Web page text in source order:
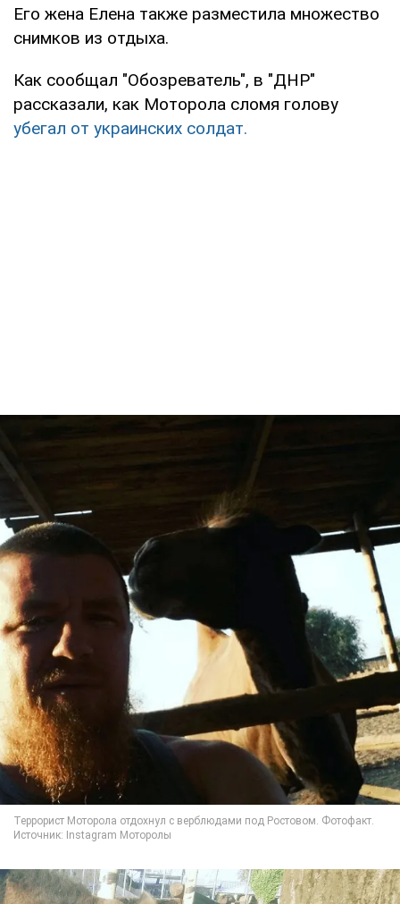
Его жена Елена также разместила множество
снимков из отдыха.
Как сообщал "Обозреватель", в "ДНР"
рассказали, как Моторола сломя голову
убегал от украинских солдат.